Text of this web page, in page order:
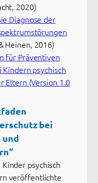
2020)
Diagnose der
Heinen, 2016)
für Präventiven
psychisch
Eltern (Version 1.0
bei
und
psychisch
veröffentlichte